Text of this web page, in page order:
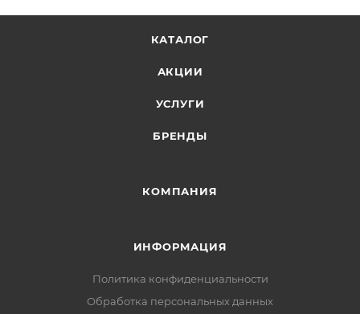
КАТАЛОГ
АКЦИИ
УСЛУГИ
БРЕНДЫ
КОМПАНИЯ
ИНФОРМАЦИЯ
Политика конфиденциальности
Обработка персональных данных